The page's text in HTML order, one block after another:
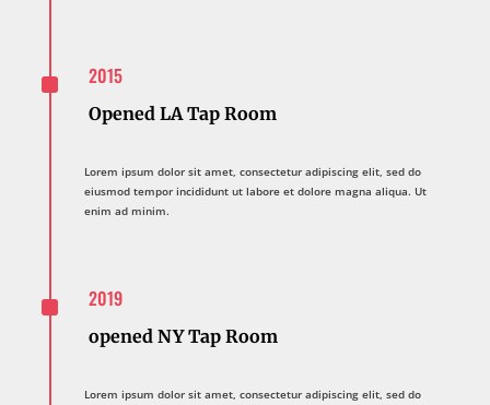
^ 2015
Opened LA Tap Room
Lorem ipsum dolor sit amet, consectetur adipiscing elit, sed do
eiusmod tempor incididunt ut labore et dolore magna aliqua. Ut
enim ad minim.
^ 2019
opened NY Tap Room
Lorem ipsum dolor sit amet, consectetur adipiscing elit, sed do